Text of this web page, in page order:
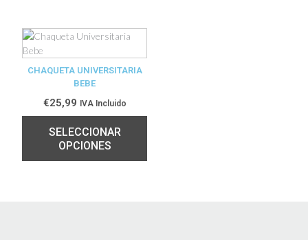
CHAQUETA UNIVERSITARIA
BEBE
€25,99 IVA Incluido
SELECCIONAR
OPCIONES